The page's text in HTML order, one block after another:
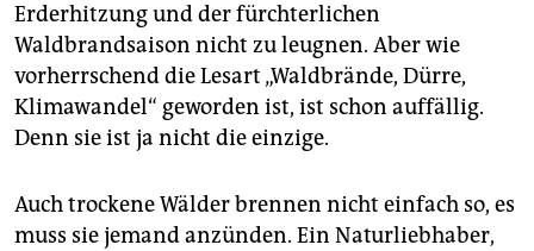
Erderhitzung und der fürchterlichen
Waldbrandsaison nicht zu leugnen. Aber wie
vorherrschend die Lesart „Waldbrände, Dürre,
Klimawandel“ geworden ist, ist schon auffällig.
Denn sie ist ja nicht die einzige.
Auch trockene Wälder brennen nicht einfach so, es
muss sie jemand anzünden. Ein Naturliebhaber,